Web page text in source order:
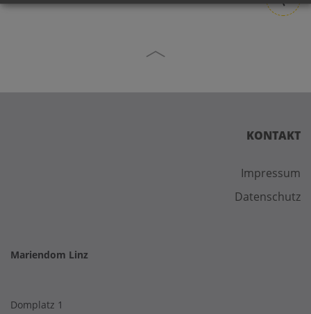
KONTAKT
Impressum
Datenschutz
Mariendom Linz
Domplatz 1